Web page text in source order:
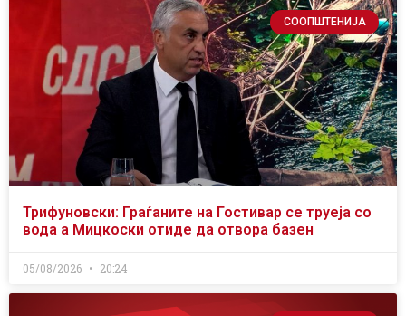
СООПШТЕНИЈА
Трифуновски: Граѓаните на Гостивар се труеја со
вода а Мицкоски отиде да отвора базен
05/08/2026 20:24